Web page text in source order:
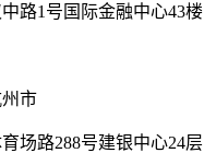
路1号国际金融中心43楼
市
场路288号建银中心24层